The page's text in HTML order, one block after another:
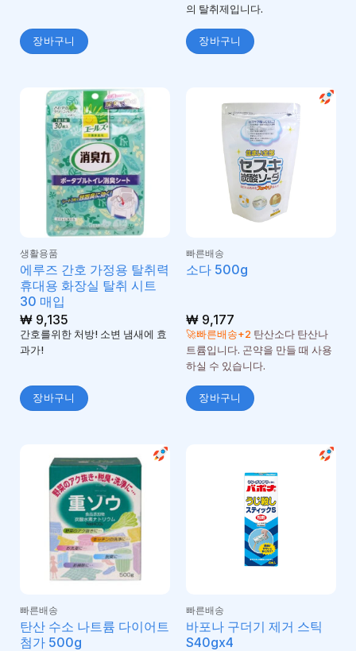
장바구니
의 탈취제입니다.
장바구니
생활용품
에루즈 간호 가정용 탈취력
휴대용 화장실 탈취 시트
30 매입
₩9,135
간호를위한 처방! 소변 냄새에 효
과가!
장바구니
빠른배송
소다 500g
₩9,177
🚀빠른배송+2 탄산소다 탄산나
트륨입니다. 곤약을 만들 때 사용
하실 수 있습니다.
장바구니
빠른배송
탄산 수소 나트륨 다이어트
첨가 500g
빠른배송
바포나 구더기 제거 스틱
S40gx4